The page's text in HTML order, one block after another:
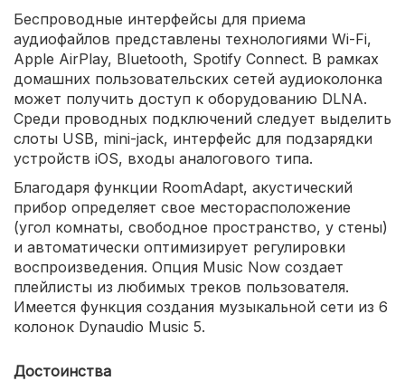
Беспроводные интерфейсы для приема
аудиофайлов представлены технологиями Wi-Fi,
Apple AirPlay, Bluetooth, Spotify Connect. В рамках
домашних пользовательских сетей аудиоколонка
может получить доступ к оборудованию DLNA.
Среди проводных подключений следует выделить
слоты USB, mini-jack, интерфейс для подзарядки
устройств iOS, входы аналогового типа.
Благодаря функции RoomAdapt, акустический
прибор определяет свое месторасположение
(угол комнаты, свободное пространство, у стены)
и автоматически оптимизирует регулировки
воспроизведения. Опция Music Now создает
плейлисты из любимых треков пользователя.
Имеется функция создания музыкальной сети из 6
колонок Dynaudio Music 5.
Достоинства